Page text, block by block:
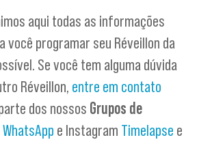
aqui todas as informações
você programar seu Réveillon da
Se você tem alguma dúvida
Réveillon, entre em contato
dos nossos Grupos de
WhatsApp e Instagram Timelapse e